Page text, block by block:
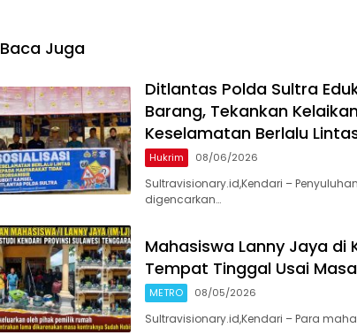
Baca Juga
Ditlantas Polda Sultra
Barang, Tekankan
Keselamatan Berlalu
Hukrim 08/06/2026
Sultravisionary.id,Kendari –
digencarkan…
Mahasiswa Lanny Jaya di
Tempat Tinggal Usai
METRO 08/05/2026
Sultravisionary.id,Kendari – Para